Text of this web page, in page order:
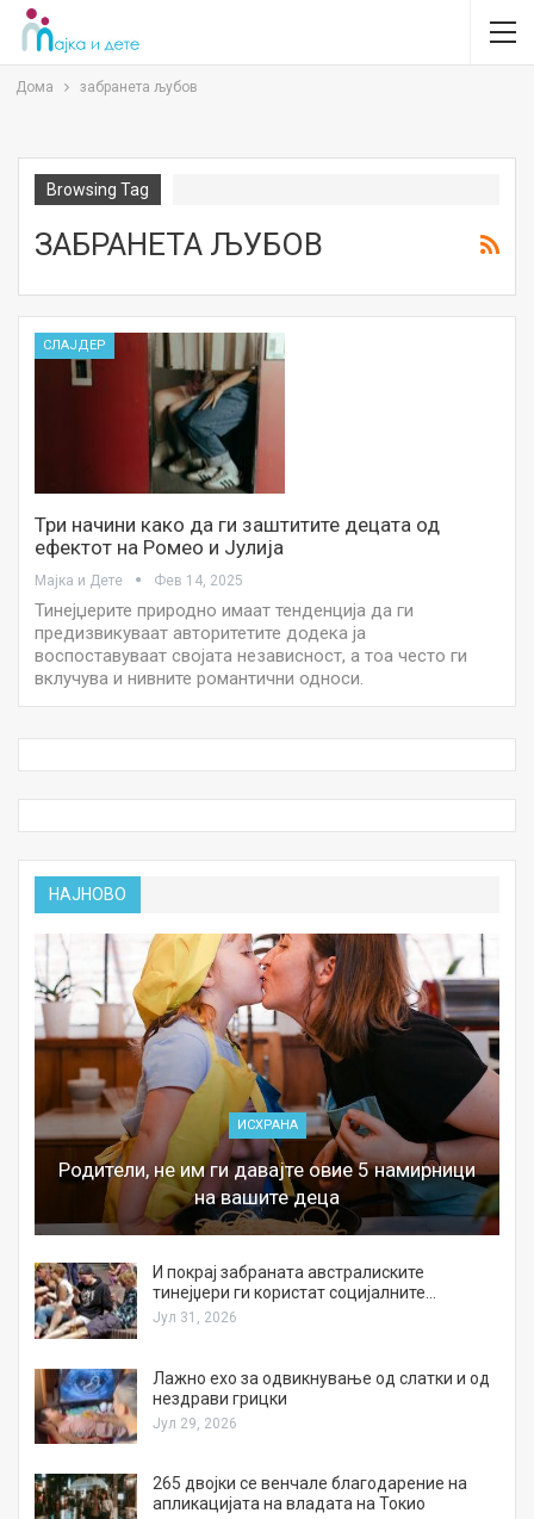
Дома забранета љубов
Browsing Tag
ЗАБРАНЕТА ЉУБОВ
СЛАЈДЕР
Три начини како да ги заштитите децата од
ефектот на Ромео и Јулија
Мајка и Дете Фев 14, 2025
Тинејџерите природно имаат тенденција да ги
предизвикуваат авторитетите додека ја
воспоставуваат својата независност, а тоа често ги
вклучува и нивните романтични односи.
НАЈНОВО
ИСХРАНА
Родители, не им ги давајте овие 5 намирници
на вашите деца
И покрај забраната австралиските
тинејџери ги користат социјалните…
Јул 31, 2026
Лажно ехо за одвикнување од слатки и од
нездрави грицки
Јул 29, 2026
265 двојки се венчале благодарение на
апликацијата на владата на Токио